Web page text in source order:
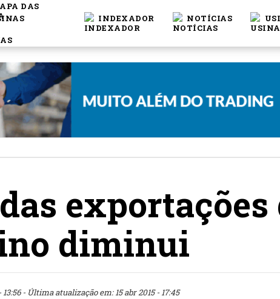
DAS
INDEXADOR NOTÍCIAS
exportações
diminui
13:56 - Última atualização em: 15 abr 2015 - 17:45